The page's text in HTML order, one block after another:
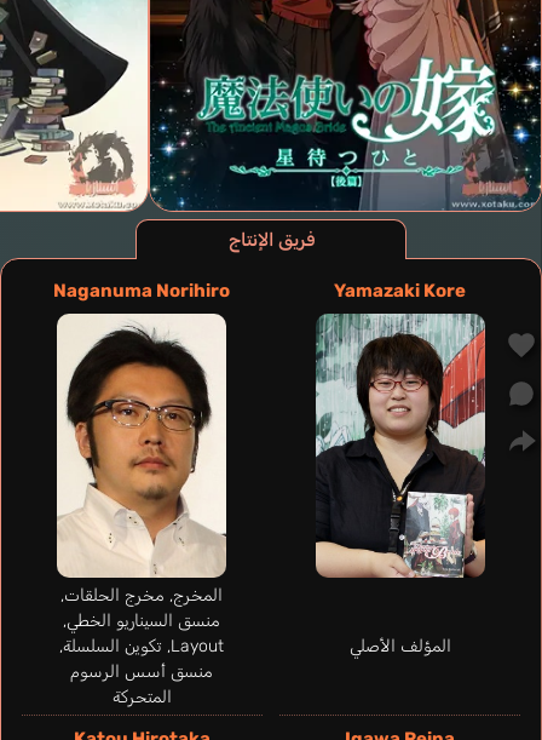
فريق الإنتاج
Yamazaki Kore
المؤلف الأصلي
Naganuma Norihiro
المخرج, مخرج الحلقات,
منسق السيناريو الخطي,
Layout, تكوين السلسلة,
منسق أسس الرسوم
المتحركة